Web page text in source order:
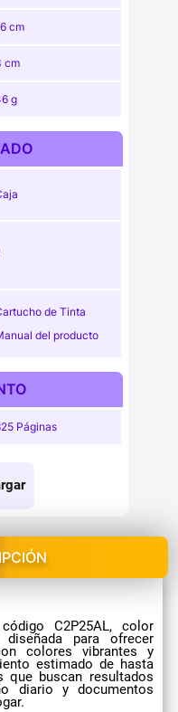
cm
cm
g
de Tinta
del producto
Páginas
C2P25AL, color
para ofrecer
colores vibrantes y
estimado de hasta
que buscan resultados
diario y documentos